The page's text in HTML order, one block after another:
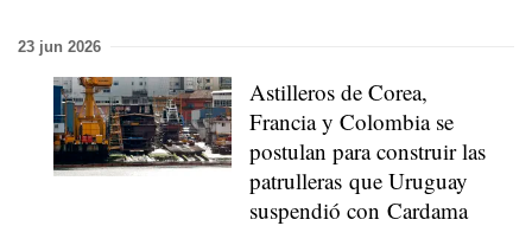
23 jun 2026
Astilleros de Corea,
Francia y Colombia se
postulan para construir las
patrulleras que Uruguay
suspendió con Cardama